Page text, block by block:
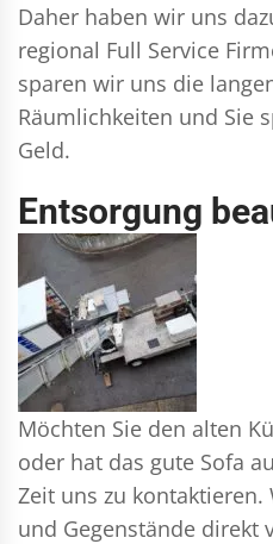
Daher haben wir uns
regional Full Service
sparen wir uns die
Räumlichkeiten und Sie
Geld.
Entsorgung
Möchten Sie den alten
oder hat das gute Sofa
Zeit uns zu
und Gegenstände direkt